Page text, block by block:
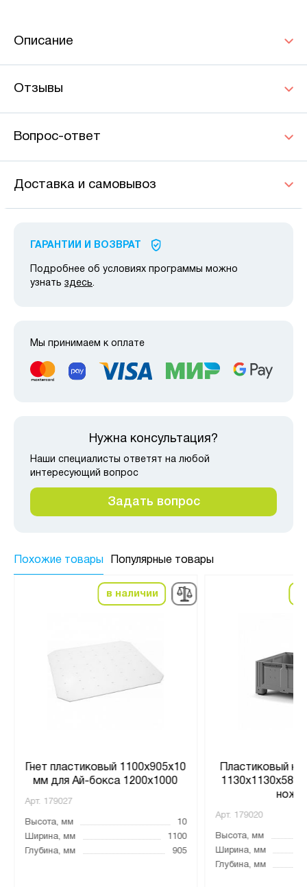
Описание
Отзывы
Вопрос-ответ
Доставка и самовывоз
ГАРАНТИИ И ВОЗВРАТ
Подробнее об условиях программы можно
узнать здесь.
Мы принимаем к оплате
Нужна консультация?
Наши специалисты ответят на любой
интересующий вопрос
Задать вопрос
Похожие товары Популярные товары
в наличии
Гнет пластиковый 1100х905х10
мм для Ай-бокса 1200х1000
Арт. 179027
Высота, мм
10
Ширина, мм
1100
Глубина, мм
905
Пластиковый
1130x1130x580
Арт. 179020
Высота, мм
Ширина, мм
Глубина, мм